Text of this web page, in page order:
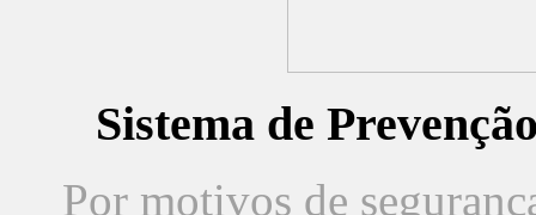
Sistema de
Por motivos de